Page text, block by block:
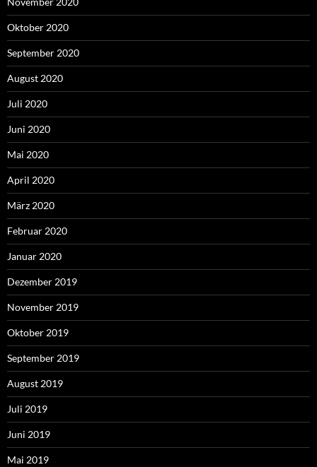
Oktober 2020
September 2020
August 2020
Juli 2020
Juni 2020
Mai 2020
April 2020
März 2020
Februar 2020
Januar 2020
Dezember 2019
November 2019
Oktober 2019
September 2019
August 2019
Juli 2019
Juni 2019
Mai 2019